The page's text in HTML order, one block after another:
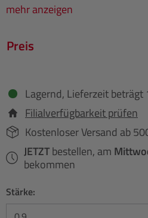
mehr anzeigen
Preis
Lagernd, Lieferzeit beträgt
Filialverfügbarkeit prüfen
Kostenloser Versand ab
JETZTbestellen, am
bekommen
Stärke: